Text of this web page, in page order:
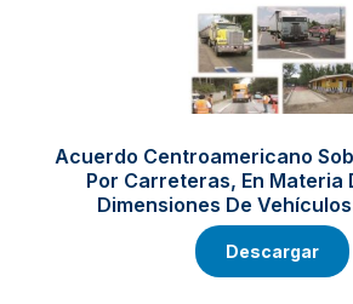
Acuerdo Centroamericano
Por Carreteras, En Materia
Dimensiones De
Descargar